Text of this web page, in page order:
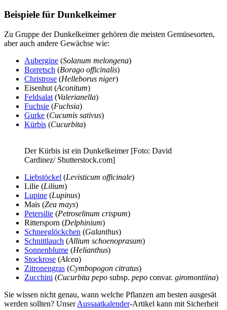
Beispiele für Dunkelkeimer
Zu Gruppe der Dunkelkeimer gehören die meisten Gemüsesorten,
aber auch andere Gewächse wie:
Aubergine (Solanum melongena)
Borretsch (Borago officinalis)
Christrose (Helleborus niger)
Eisenhut (Aconitum)
Feldsalat (Valerianella)
Fuchsie (Fuchsia)
Gurke (Cucumis sativus)
Kürbis (Cucurbita)
Der Kürbis ist ein Dunkelkeimer [Foto: David
Cardinez/ Shutterstock.com]
Liebstöckel (Levisticum officinale)
Lilie (Lilium)
Lupine (Lupinus)
Mais (Zea mays)
Petersilie (Petroselinum crispum)
Rittersporn (Delphinium)
Schneeglöckchen (Galanthus)
Schnittlauch (Allium schoenoprasum)
Sonnenblume (Helianthus)
Stockrose (Alcea)
Zitronengras (Cymbopogon citratus)
Zucchini (Cucurbita pepo subsp. pepo convar. giromontiina)
Sie wissen nicht genau, wann welche Pflanzen am besten ausgesät
werden sollten? UnserAussaatkalender-Artikel kann mit Sicherheit